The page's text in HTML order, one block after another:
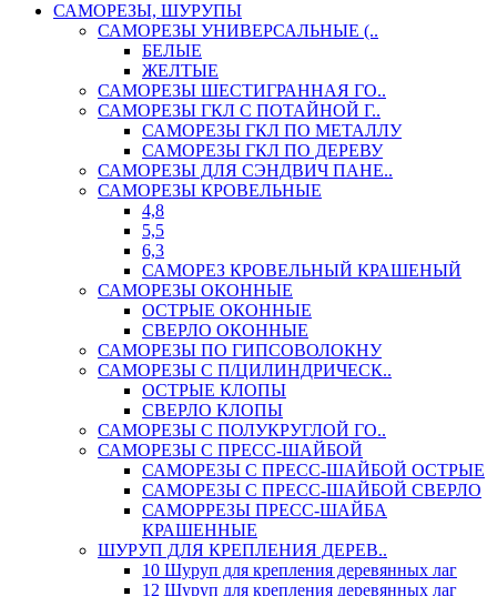
САМОРЕЗЫ, ШУРУПЫ
САМОРЕЗЫ УНИВЕРСАЛЬНЫЕ (..
БЕЛЫЕ
ЖЕЛТЫЕ
САМОРЕЗЫ ШЕСТИГРАННАЯ ГО..
САМОРЕЗЫ ГКЛ С ПОТАЙНОЙ Г..
САМОРЕЗЫ ГКЛ ПО МЕТАЛЛУ
САМОРЕЗЫ ГКЛ ПО ДЕРЕВУ
САМОРЕЗЫ ДЛЯ СЭНДВИЧ ПАНЕ..
САМОРЕЗЫ КРОВЕЛЬНЫЕ
4,8
5,5
6,3
САМОРЕЗ КРОВЕЛЬНЫЙ КРАШЕНЫЙ
САМОРЕЗЫ ОКОННЫЕ
ОСТРЫЕ ОКОННЫЕ
СВЕРЛО ОКОННЫЕ
САМОРЕЗЫ ПО ГИПСОВОЛОКНУ
САМОРЕЗЫ С П/ЦИЛИНДРИЧЕСК..
ОСТРЫЕ КЛОПЫ
СВЕРЛО КЛОПЫ
САМОРЕЗЫ С ПОЛУКРУГЛОЙ ГО..
САМОРЕЗЫ С ПРЕСС-ШАЙБОЙ
САМОРЕЗЫ С ПРЕСС-ШАЙБОЙ ОСТРЫЕ
САМОРЕЗЫ С ПРЕСС-ШАЙБОЙ СВЕРЛО
САМОРРЕЗЫ ПРЕСС-ШАЙБА
КРАШЕННЫЕ
ШУРУП ДЛЯ КРЕПЛЕНИЯ ДЕРЕВ..
10 Шуруп для крепления деревянных лаг
12 Шуруп для крепления деревянных лаг